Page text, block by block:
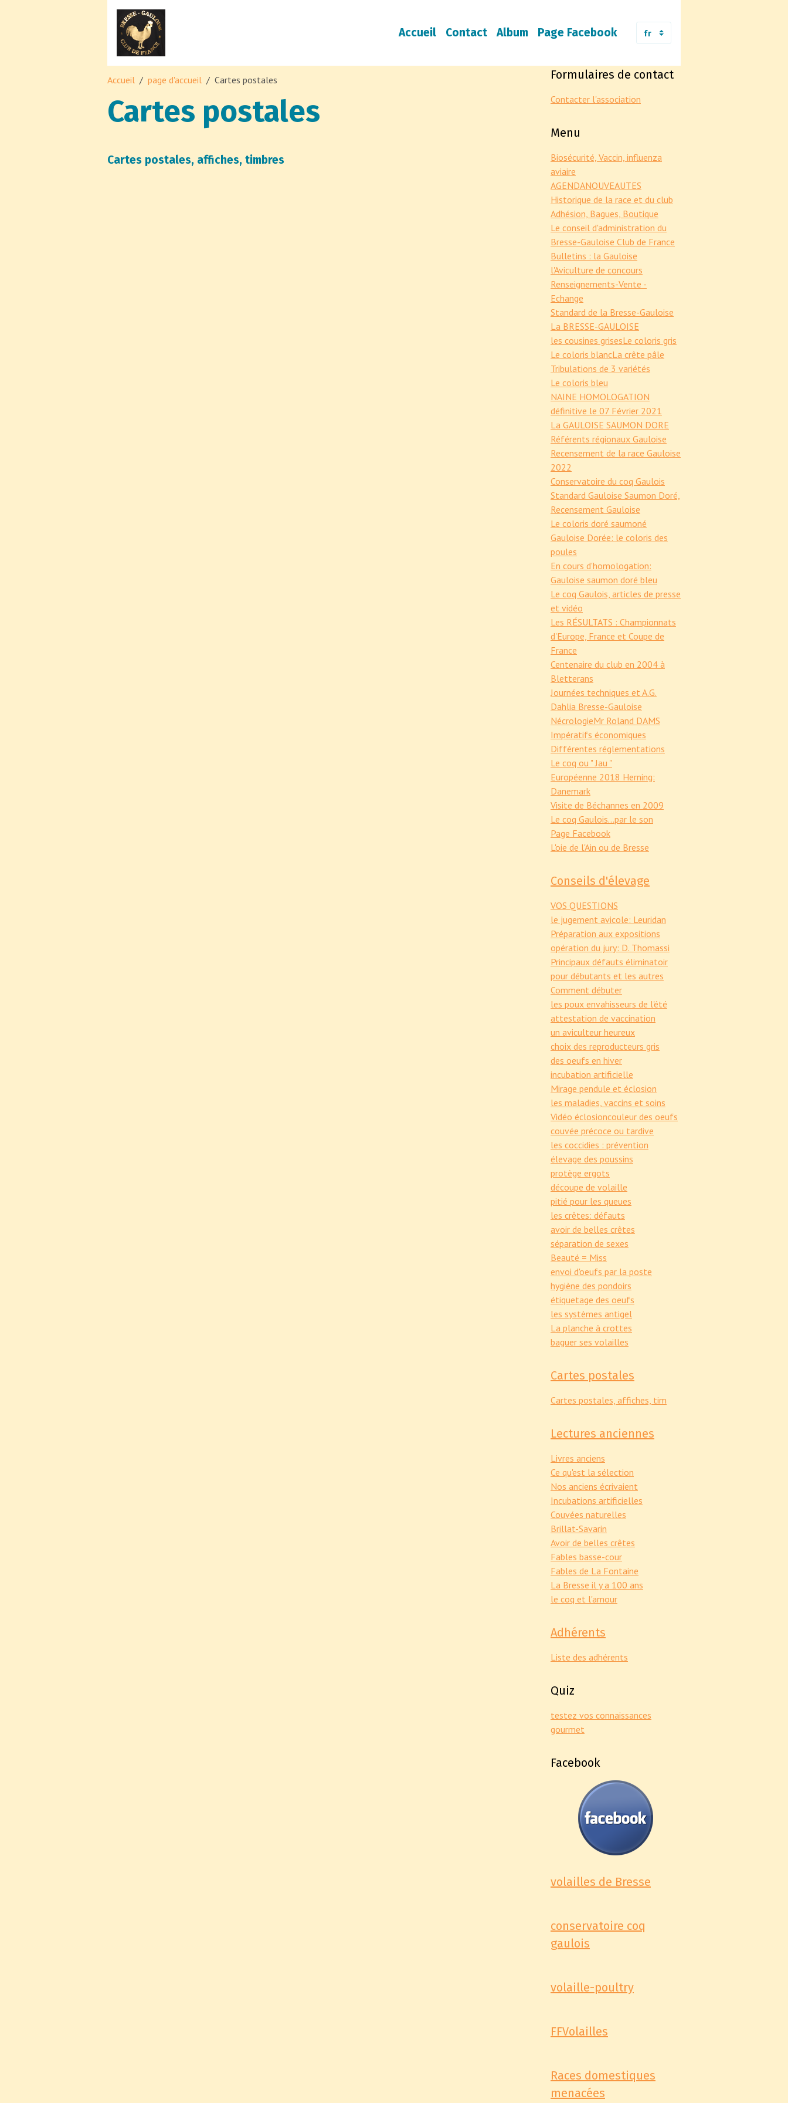
Accueil Contact Album Page Facebook
Accueil page d'accueil Cartes postales
Cartes postales
Cartes postales, affiches, timbres
Formulaires de contact
Contacter l'association
Menu
Biosécurité, Vaccin, influenza
aviaire
AGENDANOUVEAUTES
Historique de la race et du club
Adhésion, Bagues, Boutique
Le conseil d'administration du
Bresse-Gauloise Club de France
Bulletins : la Gauloise
l'Aviculture de concours
Renseignements-Vente -
Echange
Standard de la Bresse-Gauloise
La BRESSE-GAULOISE
les cousines grisesLe coloris gris
Le coloris blancLa crête pâle
Tribulations de 3 variétés
Le coloris bleu
NAINE HOMOLOGATION
définitive le 07 Février 2021
La GAULOISE SAUMON DORE
Référents régionaux Gauloise
Recensement de la race Gauloise
2022
Conservatoire du coq Gaulois
Standard Gauloise Saumon Doré,
Recensement Gauloise
Le coloris doré saumoné
Gauloise Dorée: le coloris des
poules
En cours d'homologation:
Gauloise saumon doré bleu
Le coq Gaulois, articles de presse
et vidéo
Les RÉSULTATS : Championnats
d'Europe, France et Coupe de
France
Centenaire du club en 2004 à
Bletterans
Journées techniques et A.G.
Dahlia Bresse-Gauloise
NécrologieMr Roland DAMS
Impératifs économiques
Différentes réglementations
Le coq ou " Jau "
Européenne 2018 Herning:
Danemark
Visite de Béchannes en 2009
Le coq Gaulois...par le son
Page Facebook
L'oie de l'Ain ou de Bresse
Conseils d'élevage
VOS QUESTIONS
le jugement avicole: Leuridan
Préparation aux expositions
opération du jury: D. Thomassi
Principaux défauts éliminatoir
pour débutants et les autres
Comment débuter
les poux envahisseurs de l'été
attestation de vaccination
un aviculteur heureux
choix des reproducteurs gris
des oeufs en hiver
incubation artificielle
Mirage pendule et éclosion
les maladies, vaccins et soins
Vidéo éclosioncouleur des oeufs
couvée précoce ou tardive
les coccidies : prévention
élevage des poussins
protège ergots
découpe de volaille
pitié pour les queues
les crêtes: défauts
avoir de belles crêtes
séparation de sexes
Beauté = Miss
envoi d'oeufs par la poste
hygiène des pondoirs
étiquetage des oeufs
les systèmes antigel
La planche à crottes
baguer ses volailles
Cartes postales
Cartes postales, affiches, tim
Lectures anciennes
Livres anciens
Ce qu'est la sélection
Nos anciens écrivaient
Incubations artificielles
Couvées naturelles
Brillat-Savarin
Avoir de belles crêtes
Fables basse-cour
Fables de La Fontaine
La Bresse il y a 100 ans
le coq et l'amour
Adhérents
Liste des adhérents
Quiz
testez vos connaissances
gourmet
Facebook
volailles de Bresse
conservatoire coq
gaulois
volaille-poultry
FFVolailles
Races domestiques
menacées